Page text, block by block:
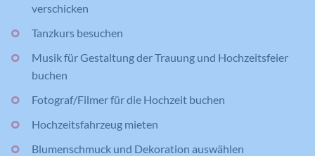
verschicken
Tanzkurs besuchen
Musik für Gestaltung der Trauung und Hochzeitsfeier
buchen
Fotograf/Filmer für die Hochzeit buchen
Hochzeitsfahrzeug mieten
Blumenschmuck und Dekoration auswählen